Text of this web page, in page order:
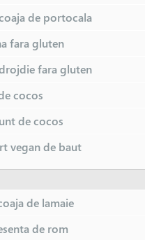
de portocala
fara gluten
fara gluten
cocos
unt de cocos
vegan de baut
de lamaie
de rom